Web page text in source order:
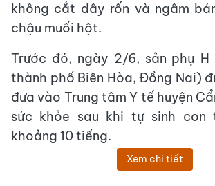
không cắt dây rốn và ngâm
chậu muối hột.
Trước đó, ngày 2/6, sản phụ
thành phố Biên Hòa, Đồng Nai)
đưa vào Trung tâm Y tế huyện
sức khỏe sau khi tự sinh con
khoảng 10 tiếng.
Xem chi tiết